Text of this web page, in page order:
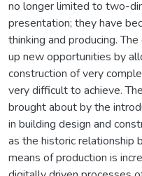
no longer limited to two-
presentation; they have
thinking and producing.
up new opportunities by
construction of very
very difficult to achieve.
brought about by the
in building design and
as the historic relationship
means of production is